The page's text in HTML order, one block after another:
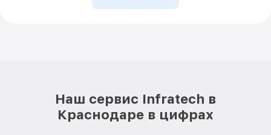
Наш сервис Infratech в
Краснодаре в цифрах